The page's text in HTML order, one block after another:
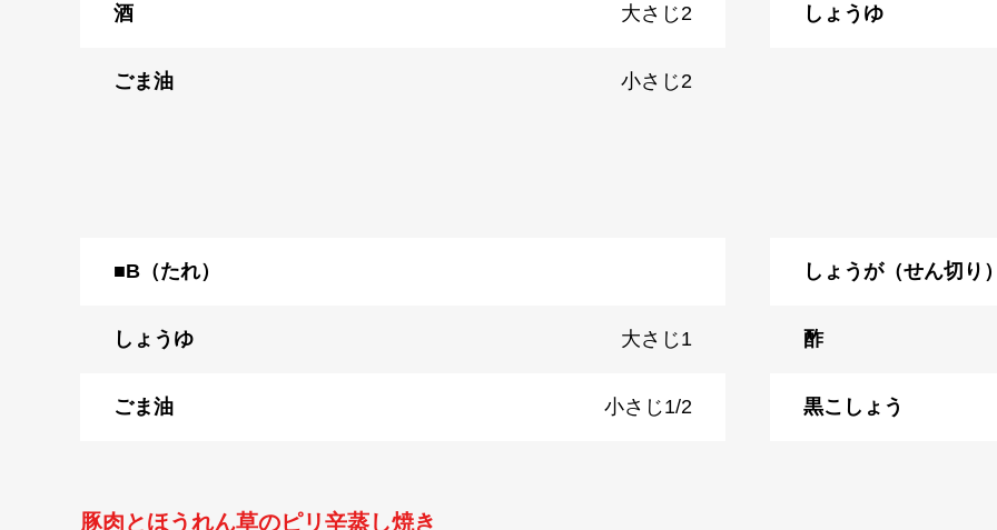
酒 大さじ2 しょうゆ
ごま油 小さじ2
■B（たれ） しょうが（せん切り）
しょうゆ 大さじ1 酢
ごま油 小さじ1/2 黒こしょう
豚肉とほうれん草のピリ辛蒸し焼き